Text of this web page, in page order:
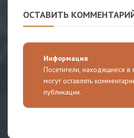
ОСТАВИТЬ
Информация
Посетители, находящиеся в
могут оставлять
публикации.